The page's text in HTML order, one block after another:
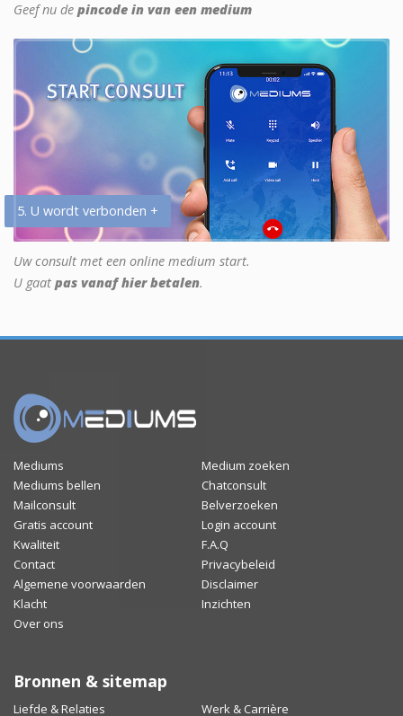
Geef nu de pincode in van een medium
5. U wordt verbonden +
Uw consult met een online medium start.
U gaat pas vanaf hier betalen.
Mediums
Medium zoeken
Mediums bellen
Chatconsult
Mailconsult
Belverzoeken
Gratis account
Login account
Kwaliteit
F.A.Q
Contact
Privacybeleid
Algemene voorwaarden
Disclaimer
Klacht
Inzichten
Over ons
Bronnen & sitemap
Liefde & Relaties Werk & Carrière